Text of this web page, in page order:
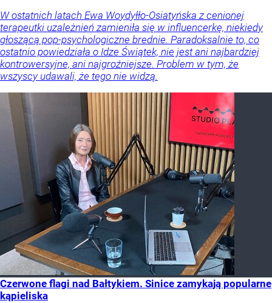
W ostatnich latach Ewa Woydyłło-Osiatyńska z cenionej
terapeutki uzależnień zamieniła się w influencerkę, niekiedy
głoszącą pop-psychologiczne brednie. Paradoksalnie to, co
ostatnio powiedziała o Idze Świątek, nie jest ani najbardziej
kontrowersyjne, ani najgroźniejsze. Problem w tym, że
wszyscy udawali, że tego nie widzą.
Czerwone flagi nad Bałtykiem. Sinice zamykają popularne
kąpieliska